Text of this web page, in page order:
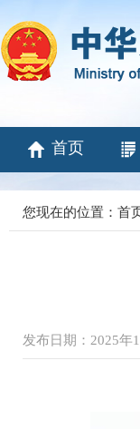
首页
您现在的位置： 首
发布日期：2025年